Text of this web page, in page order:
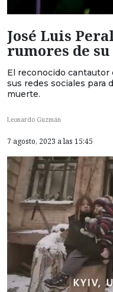
José Luis
rumores de
El reconocido cantautor
sus redes sociales para
muerte.
Leonardo Guzmán
7 agosto, 2023 a las 15:45